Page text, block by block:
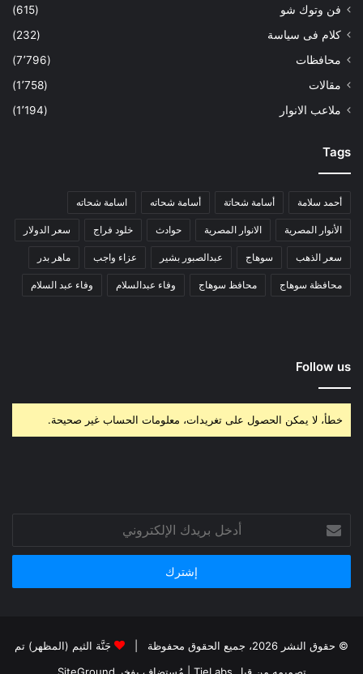
فن وتوك شو
(615)
كلام فى سياسة
(232)
محافظات
(7٬796)
مقالات
(1٬758)
ملاعب الانوار
(1٬194)
Tags
أحمد سلامة أسامة شحاتة أسامة شحاته اسامة شحاته
الأنوار المصرية الانوار المصرية حوادث خلود فراج سعر الدولار
سعر الذهب سوهاج عبدالصبور بشير عزاء واجب ماهر بدر
محافظة سوهاج محافظ سوهاج وفاء عبدالسلام وفاء عبد السلام
Follow us
خطأ، لا يمكن الحصول على تغريدات، معلومات الحساب غير صحيحة.
بريدك
الإلكتروني
© حقوق النشر 2026، جميع الحقوق محفوظة |
جَنَّة الثيم (المظهر) تم